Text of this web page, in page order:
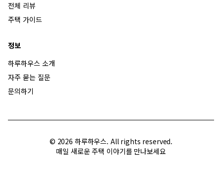
전체 리뷰
주택 가이드
정보
하루하우스 소개
자주 묻는 질문
문의하기
© 2026 하루하우스. All rights reserved.
매일 새로운 주택 이야기를 만나보세요